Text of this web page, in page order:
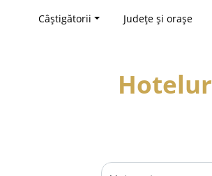
Câștigătorii Județe și orașe